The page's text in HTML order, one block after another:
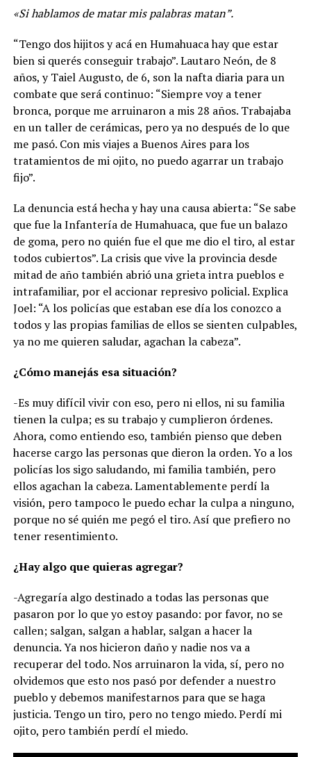
«Si hablamos de matar mis palabras matan”.
“Tengo dos hijitos y acá en Humahuaca hay que estar
bien si querés conseguir trabajo”. Lautaro Neón, de 8
años, y Taiel Augusto, de 6, son la nafta diaria para un
combate que será continuo: “Siempre voy a tener
bronca, porque me arruinaron a mis 28 años. Trabajaba
en un taller de cerámicas, pero ya no después de lo que
me pasó. Con mis viajes a Buenos Aires para los
tratamientos de mi ojito, no puedo agarrar un trabajo
fijo”.
La denuncia está hecha y hay una causa abierta: “Se sabe
que fue la Infantería de Humahuaca, que fue un balazo
de goma, pero no quién fue el que me dio el tiro, al estar
todos cubiertos”. La crisis que vive la provincia desde
mitad de año también abrió una grieta intra pueblos e
intrafamiliar, por el accionar represivo policial. Explica
Joel: “A los policías que estaban ese día los conozco a
todos y las propias familias de ellos se sienten culpables,
ya no me quieren saludar, agachan la cabeza”.
¿Cómo manejás esa situación?
-Es muy difícil vivir con eso, pero ni ellos, ni su familia
tienen la culpa; es su trabajo y cumplieron órdenes.
Ahora, como entiendo eso, también pienso que deben
hacerse cargo las personas que dieron la orden. Yo a los
policías los sigo saludando, mi familia también, pero
ellos agachan la cabeza. Lamentablemente perdí la
visión, pero tampoco le puedo echar la culpa a ninguno,
porque no sé quién me pegó el tiro. Así que prefiero no
tener resentimiento.
¿Hay algo que quieras agregar?
-Agregaría algo destinado a todas las personas que
pasaron por lo que yo estoy pasando: por favor, no se
callen; salgan, salgan a hablar, salgan a hacer la
denuncia. Ya nos hicieron daño y nadie nos va a
recuperar del todo. Nos arruinaron la vida, sí, pero no
olvidemos que esto nos pasó por defender a nuestro
pueblo y debemos manifestarnos para que se haga
justicia. Tengo un tiro, pero no tengo miedo. Perdí mi
ojito, pero también perdí el miedo.